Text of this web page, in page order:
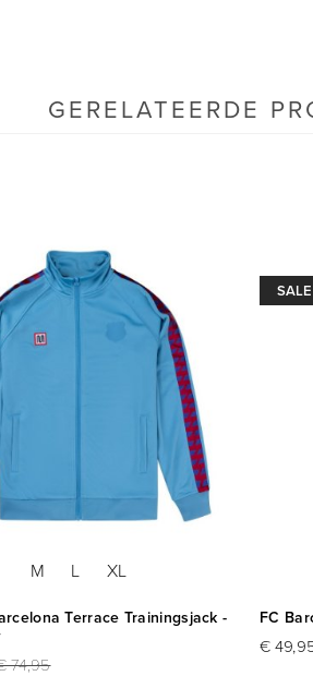
GERELATEERDE
M L XL
Terrace Trainingsjack -
74,95
SALE
FC
€